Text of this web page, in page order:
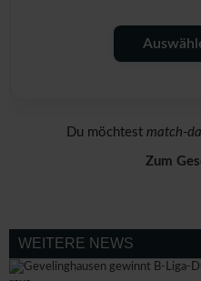
Du möchtest match-
Zum
WEITERE NEWS